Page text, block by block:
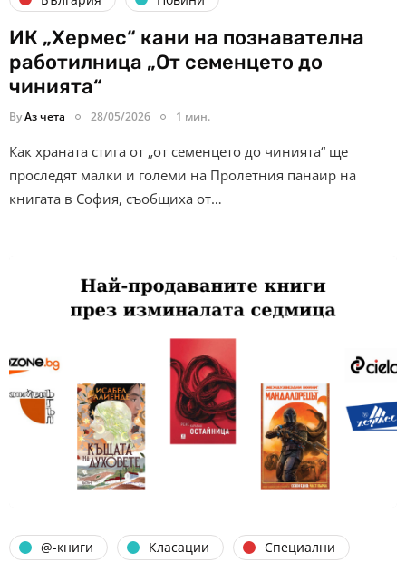
ИК „Хермес“ кани на познавателна
работилница „От семенцето до
чинията“
ByАз чета 28/05/2026 1 мин.
Как храната стига от „от семенцето до чинията“ ще
проследят малки и големи на Пролетния панаир на
книгата в София, съобщиха от…
@-книги Класации Специални